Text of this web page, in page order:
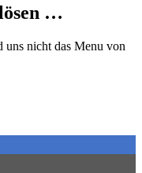
…
nicht das Menu von